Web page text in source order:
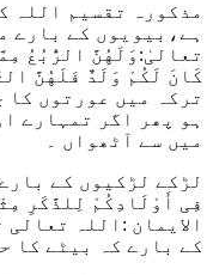
مذکورہ تقسیم اللہ
ہے، بیویوں کے بارے
تعالیٰ: وَلَهُنَّ الرُّبُعُ
كَانَ لَكُمْ وَلَدٌ فَلَهُنَّ
ترکہ میں عورتوں کا
ہو پھر اگر تمہارے
میں سے آٹھواں ۔
لڑکے لڑکیوں کے
فِی أَوْلَادِکُمْ لِلذَّکَرِ
الایمان :اللہ
کے بارے کہ بیٹے کا